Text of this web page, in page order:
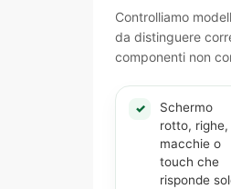
Controlliamo
da distinguere
componenti non
✓
Schermo
rotto, righe,
macchie o
touch che
risponde